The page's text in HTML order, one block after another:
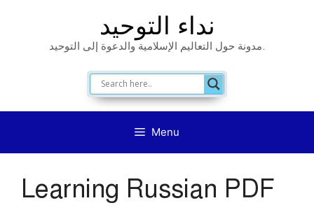
نداء التوحيد
مدونة حول التعاليم الإسلامية والدعوة إلى التوحيد.
Menu
Learning Russian PDF